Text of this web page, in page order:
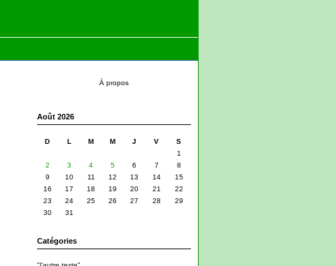
À propos
Août 2026
D L M M J V
S
1
2
3 4 5 6 7
8
9
10 11 12 13 14
15
16
17 18 19 20 21
22
23
24 25 26 27 28
29
30
31
Catégories